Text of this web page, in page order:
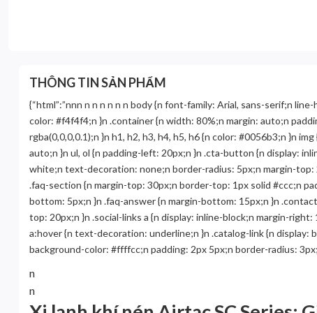
THÔNG TIN SẢN PHẨM
{“html”:”nnn n n n n n n body {n font-family: Arial, sans-serif;n
color: #f4f4f4;n }n .container {n width: 80%;n margin: auto;n
rgba(0,0,0,0.1);n }n h1, h2, h3, h4, h5, h6 {n color: #0056b3;n }n
auto;n }n ul, ol {n padding-left: 20px;n }n .cta-button {n display:
white;n text-decoration: none;n border-radius: 5px;n margin-
.faq-section {n margin-top: 30px;n border-top: 1px solid #ccc;n
bottom: 5px;n }n .faq-answer {n margin-bottom: 15px;n }n
top: 20px;n }n .social-links a {n display: inline-block;n margin-
a:hover {n text-decoration: underline;n }n .catalog-link {n
background-color: #ffffcc;n padding: 2px 5px;n border-radius:
n
n